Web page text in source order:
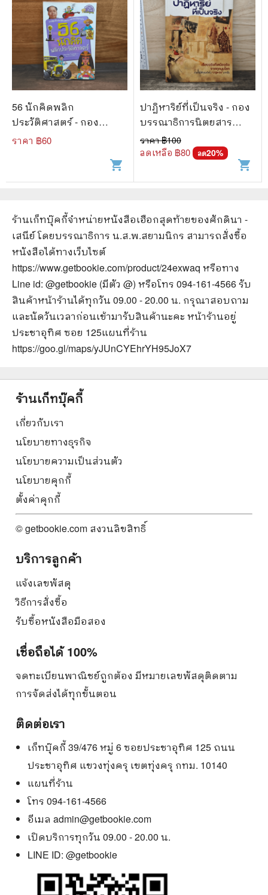
56 นักคิดพลิก
ประวัติศาสตร์ - กอง
บรรณาธิการนานมีบุ๊คส์
ราคา ฿60
shopping_cart
ปาฏิหาริย์ที่เป็นจริง - กอง
บรรณาธิการนิตยสาร
Secret
ราคา ฿100
ลดเหลือ ฿80 ลด20%
shopping_cart
ร้านเก็ทบุ๊คกี้จำหน่ายหนังสือเฮือกสุดท้ายของศักดินา -
เสนีย์ โดยบรรณาธิการ น.ส.พ.สยามนิกร สามารถสั่งซื้อ
หนังสือได้ทางเว็บไซต์
https://www.getbookie.com/product/24exwaq หรือทาง
Line id: @getbookie (มีตัว @) หรือโทร 094-161-4566 รับ
สินค้าหน้าร้านได้ทุกวัน 09.00 - 20.00 น. กรุณาสอบถาม
และนัดวันเวลาก่อนเข้ามารับสินค้านะคะ หน้าร้านอยู่
ประชาอุทิศ ซอย 125แผนที่ร้าน
https://goo.gl/maps/yJUnCYEhrYH95JoX7
ร้านเก็ทบุ๊คกี้
เกี่ยวกับเรา
นโยบายทางธุรกิจ
นโยบายความเป็นส่วนตัว
นโยบายคุกกี้
ตั้งค่าคุกกี้
© getbookie.com สงวนลิขสิทธิ์
บริการลูกค้า
แจ้งเลขพัสดุ
วิธีการสั่งซื้อ
รับซื้อหนังสือมือสอง
เชื่อถือได้ 100%
จดทะเบียนพาณิชย์ถูกต้อง มีหมายเลขพัสดุติดตาม
การจัดส่งได้ทุกขั้นตอน
ติดต่อเรา
เก็ทบุ๊คกี้ 39/476 หมู่ 6 ซอยประชาอุทิศ 125 ถนน
ประชาอุทิศ แขวงทุ่งครุ เขตทุ่งครุ กทม. 10140
แผนที่ร้าน
โทร 094-161-4566
อีเมล admin@getbookie.com
เปิดบริการทุกวัน 09.00 - 20.00 น.
LINE ID: @getbookie